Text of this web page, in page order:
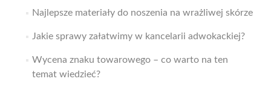
Najlepsze materiały do noszenia na wrażliwej skórze
Jakie sprawy załatwimy w kancelarii adwokackiej?
Wycena znaku towarowego – co warto na ten
temat wiedzieć?